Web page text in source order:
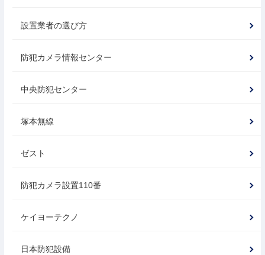
設置業者の選び方
防犯カメラ情報センター
中央防犯センター
塚本無線
ゼスト
防犯カメラ設置110番
ケイヨーテクノ
日本防犯設備